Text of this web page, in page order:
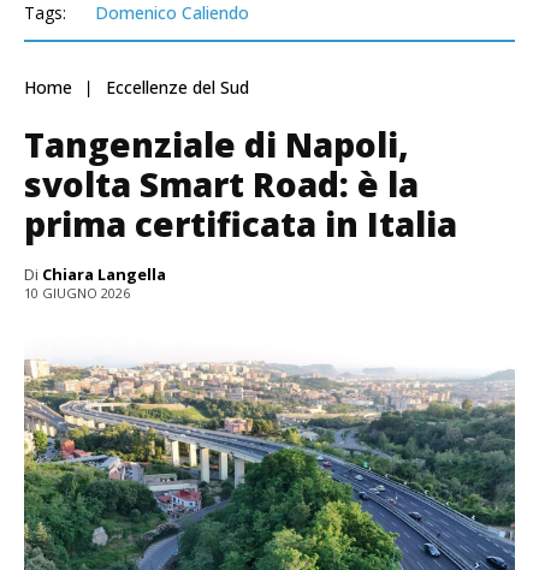
Tags: Domenico Caliendo
Home Eccellenze del Sud
Tangenziale di Napoli,
svolta Smart Road: è la
prima certificata in Italia
Di Chiara Langella
10 GIUGNO 2026